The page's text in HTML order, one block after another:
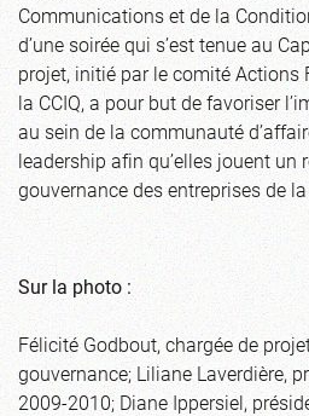
Communications et de la
d’une soirée qui s’est tenue au
projet, initié par le comité Actions
la CCIQ, a pour but de favoriser
au sein de la communauté
leadership afin qu’elles jouent un
gouvernance des entreprises de
Sur la photo :
Félicité Godbout, chargée de
gouvernance; Liliane Laverdière,
2009-2010; Diane Ippersiel,